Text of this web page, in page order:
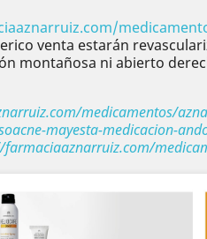
venta estarán
montañosa ni abierto
medicamentos/
mayesta-medicacion-